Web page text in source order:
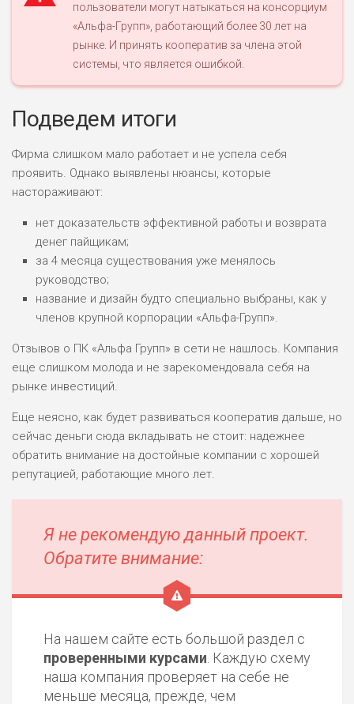
пользователи могут натыкаться на консорциум
«Альфа-Групп», работающий более 30 лет на
рынке. И принять кооператив за члена этой
системы, что является ошибкой.
Подведем итоги
Фирма слишком мало работает и не успела себя
проявить. Однако выявлены нюансы, которые
настораживают:
нет доказательств эффективной работы и возврата
денег пайщикам;
за 4 месяца существования уже менялось
руководство;
название и дизайн будто специально выбраны, как у
членов крупной корпорации «Альфа-Групп».
Отзывов о ПК «Альфа Групп» в сети не нашлось. Компания
еще слишком молода и не зарекомендовала себя на
рынке инвестиций.
Еще неясно, как будет развиваться кооператив дальше, но
сейчас деньги сюда вкладывать не стоит: надежнее
обратить внимание на достойные компании с хорошей
репутацией, работающие много лет.
Я не рекомендую данный проект.
Обратите внимание:
На нашем сайте есть большой раздел с
проверенными курсами. Каждую схему
наша компания проверяет на себе не
меньше месяца, прежде, чем